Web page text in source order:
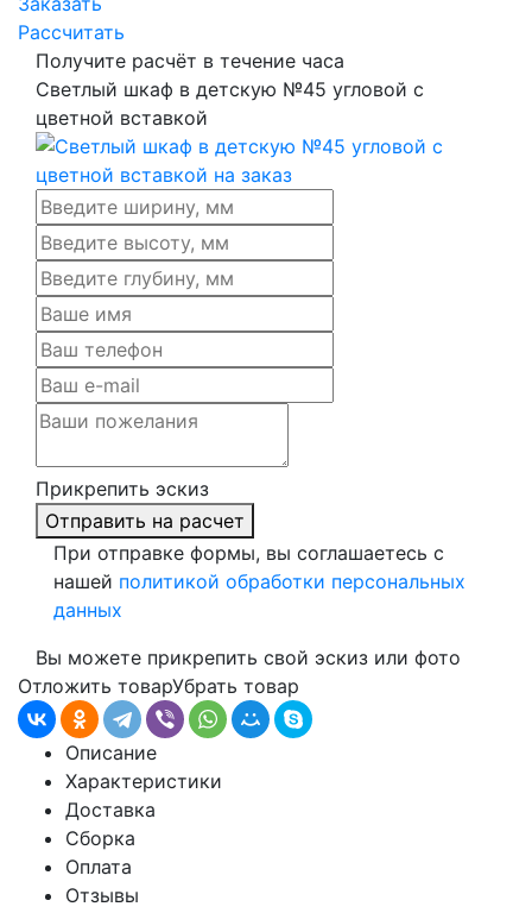
Рассчитать
Получите расчёт в течение часа
Светлый шкаф в детскую №45 угловой с
цветной вставкой
Прикрепить эскиз
Отправить на расчет
При отправке формы, вы соглашаетесь с
нашей политикой обработки персональных
данных
Вы можете прикрепить свой эскиз или фото
Отложить товарУбрать товар
Описание
Характеристики
Доставка
Сборка
Оплата
Отзывы